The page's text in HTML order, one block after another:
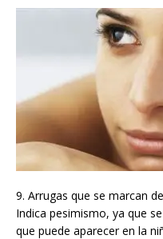
9. Arrugas que se marcan
Indica pesimismo, ya que
que puede aparecer en la